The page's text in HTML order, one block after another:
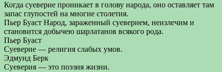
Когда суеверие проникает в голову народа, оно оставляет там
запас глупостей на многие столетия.
Пьер Буаст Народ, зараженный суеверием, неизлечим и
становится добычею шарлатанов всякого рода.
Пьер Буаст
Суеверие — религия слабых умов.
Эдмунд Берк
Суеверия — это поэзия жизни.